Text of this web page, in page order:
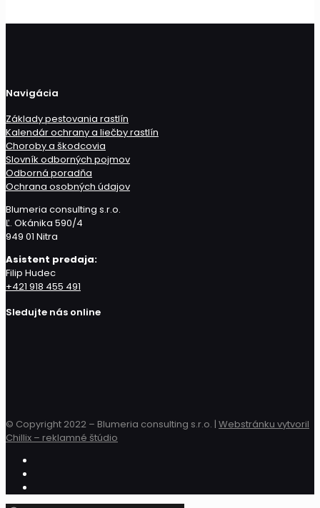
Navigácia
Základy pestovania rastlín
Kalendár ochrany a liečby rastlín
Choroby a škodcovia
Slovník odborných pojmov
Odborná poradňa
Ochrana osobných údajov
Blumeria consulting s.r.o.
Ľ. Okánika 590/4
949 01 Nitra
Asistent predaja:
Filip Hudec
+421 918 455 491
Sledujte nás online
© Copyright 2022 – Blumeria consulting s.r.o. | Webstránku vytvoril
Chillix – reklamné štúdio